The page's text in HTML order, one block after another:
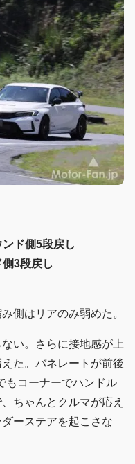
ド側5段戻し
3段戻し
側はリアのみ弱めた。
い。さらに接地感が上
た。バネレートが前後
もコーナーでハンドル
ちゃんとクルマが応え
ーステアを起こさな